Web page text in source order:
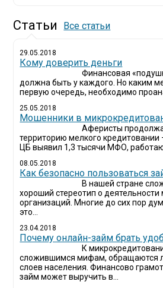
Статьи Все статьи
29.05.2018
Кому доверить деньги
Финансовая
должна быть у каждого. Но каким
первую очередь, необходимо
25.05.2018
Мошенники в
Аферисты
территорию мелкого кредитовании
ЦБ выявил 1,3 тысячи МФО,
08.05.2018
Как безопасно пользоваться
В нашей стране
хороший стереотип о
организаций. Многие до сих пор
это...
23.04.2018
Почему онлайн-займ брать
К
сложившимся мифам, обращаются
слоев населения. Финансово
займ может выручить в...